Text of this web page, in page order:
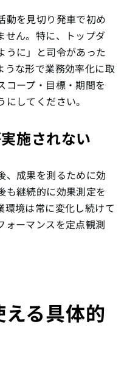
動を見切り発車で初め
せん。特に、トップダ
うに」と司令があった
うな形で業務効率化に取
コープ・目標・期間を
してください。
施されない
、成果を測るために効
も継続的に効果測定を
環境は常に変化し続けて
ォーマンスを定点観測
る具体的